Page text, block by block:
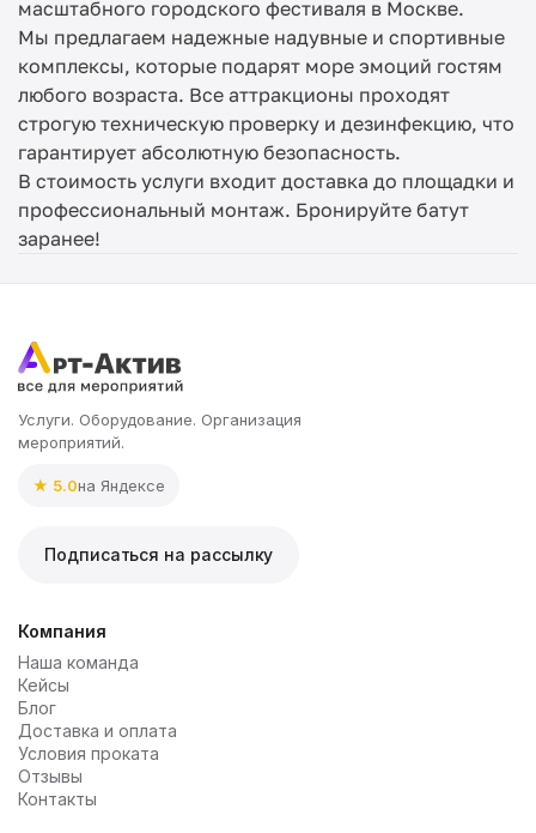
масштабного городского фестиваля в Москве.
Мы предлагаем надежные надувные и спортивные
комплексы, которые подарят море эмоций гостям
любого возраста. Все аттракционы проходят
строгую техническую проверку и дезинфекцию, что
гарантирует абсолютную безопасность.
В стоимость услуги входит доставка до площадки и
профессиональный монтаж. Бронируйте батут
заранее!
Услуги. Оборудование. Организация
мероприятий.
★ 5.0на Яндексе
Подписаться на рассылку
Компания
Наша команда
Кейсы
Блог
Доставка и оплата
Условия проката
Отзывы
Контакты